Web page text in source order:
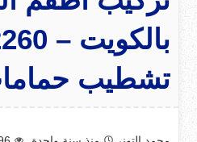
تشطيب